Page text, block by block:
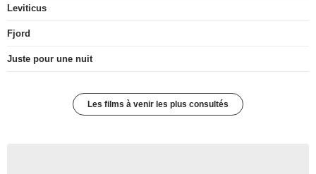
Leviticus
Fjord
Juste pour une nuit
Les films à venir les plus consultés